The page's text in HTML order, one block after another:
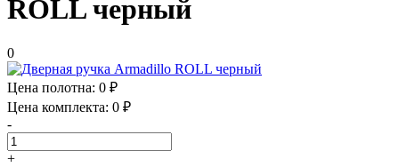
ROLL черный
0
Цена полотна: 0 ₽
Цена комплекта: 0 ₽
-
+